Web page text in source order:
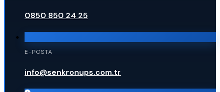
0850 850 24 25
E-POSTA
info@senkronups.com.tr